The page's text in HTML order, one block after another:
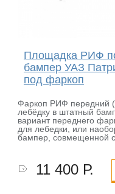
Площадка РИФ
бампер УАЗ
под фаркоп
Фаркоп РИФ передний
лебёдку в штатный
вариант переднего
для лебедки, или
бампер, совмещенной
11 400 Р.